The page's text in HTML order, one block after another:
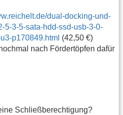
dual-docking-und-
5-3-5-sata-hdd-ssd-usb-3-0-
p170849.html (42,50 €)
nach Fördertöpfen dafür
Schließberechtigung?